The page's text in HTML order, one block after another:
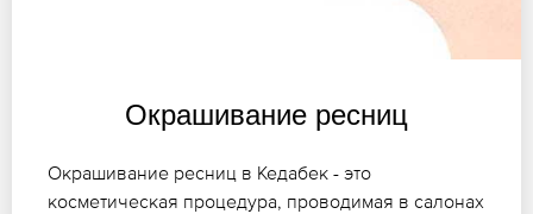
Окрашивание ресниц
Окрашивание ресниц в Кедабек - это
косметическая процедура, проводимая в салонах